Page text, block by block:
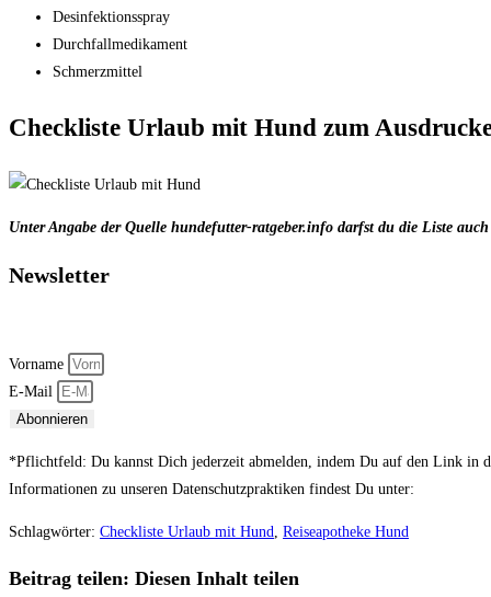
Desinfektionsspray
Durchfallmedikament
Schmerzmittel
Checkliste Urlaub mit Hund zum
Unter Angabe der Quelle hundefutter-ratgeber.info darfst du die Liste
Newsletter
Vorname
E-Mail
Abonnieren
*Pflichtfeld: Du kannst Dich jederzeit abmelden, indem Du auf den Link in
Informationen zu unseren Datenschutzpraktiken findest Du unter:
Schlagwörter: Checkliste Urlaub mit Hund, Reiseapotheke Hund
Beitrag teilen: Diesen Inhalt teilen